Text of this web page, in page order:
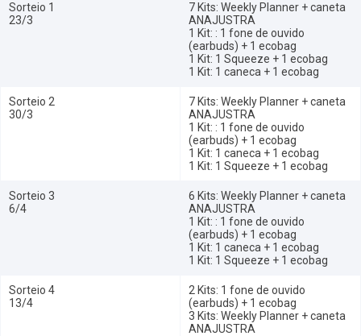
Sorteio 1
23/3
7 Kits: Weekly Planner + caneta
ANAJUSTRA
1 Kit: : 1 fone de ouvido
(earbuds) + 1 ecobag
1 Kit: 1 Squeeze + 1 ecobag
1 Kit: 1 caneca + 1 ecobag
Sorteio 2
30/3
7 Kits: Weekly Planner + caneta
ANAJUSTRA
1 Kit: : 1 fone de ouvido
(earbuds) + 1 ecobag
1 Kit: 1 caneca + 1 ecobag
1 Kit: 1 Squeeze + 1 ecobag
Sorteio 3
6/4
6 Kits: Weekly Planner + caneta
ANAJUSTRA
1 Kit: : 1 fone de ouvido
(earbuds) + 1 ecobag
1 Kit: 1 caneca + 1 ecobag
1 Kit: 1 Squeeze + 1 ecobag
Sorteio 4
13/4
2 Kits: 1 fone de ouvido
(earbuds) + 1 ecobag
3 Kits: Weekly Planner + caneta
ANAJUSTRA